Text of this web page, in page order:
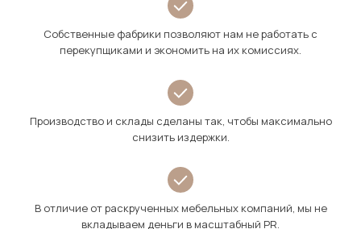
Собственные фабрики позволяют нам не работать с
перекупщиками и экономить на их комиссиях.
Производство и склады сделаны так, чтобы максимально
снизить издержки.
В отличие от раскрученных мебельных компаний, мы не
вкладываем деньги в масштабный PR.